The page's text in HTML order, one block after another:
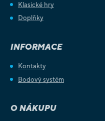
Klasické hry
Doplňky
INFORMACE
Kontakty
Bodový systém
O NÁKUPU